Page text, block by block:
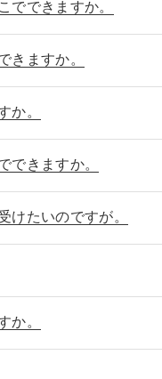
でできますか。
きますか。
か。
できますか。
けたいのですが。
か。